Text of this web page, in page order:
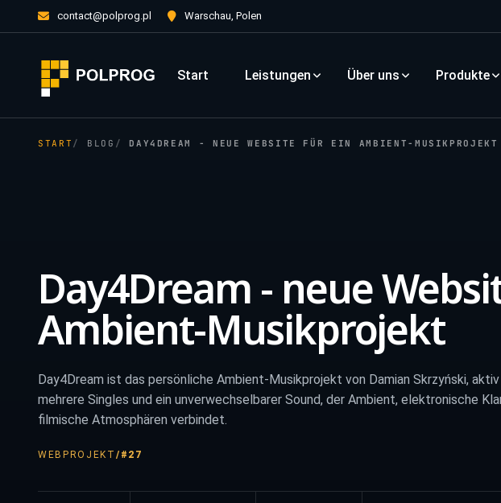
contact@polprog.pl Warschau, Polen
Start Leistungen Über uns Produkte
START BLOG DAY4DREAM - NEUE WEBSITE FÜR EIN AMBIENT-MUSIKPROJEKT
Day4Dream - neue
Ambient-Musikprojekt
Day4Dream ist das persönliche Ambient-Musikprojekt von Damian Skrzyński,
mehrere Singles und ein unverwechselbarer Sound, der Ambient, elektronische
filmische Atmosphären verbindet.
WEBPROJEKT / #27